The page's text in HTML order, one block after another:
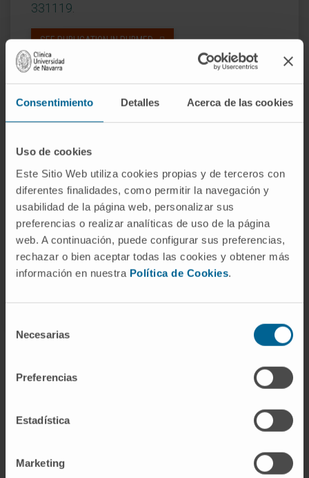
Consentimiento Detalles Acerca de las cookies
Uso de cookies
Este Sitio Web utiliza cookies propias y de terceros con
diferentes finalidades, como permitir la navegación y
usabilidad de la página web, personalizar sus
preferencias o realizar analíticas de uso de la página
web. A continuación, puede configurar sus preferencias,
rechazar o bien aceptar todas las cookies y obtener más
información en nuestra Política de Cookies.
Necesarias
Preferencias
Estadística
Marketing
331119
SEE PUBLICATION IN PUBMED
Our authors
Dr. María Arechederra
Calderón
Researcher
Hepatology: Carcinogenesis and
Liquid Biopsy Research Group